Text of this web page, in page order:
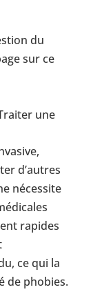
du
sur ce
une
d’autres
nécessite
rapides
ce qui la
de phobies.